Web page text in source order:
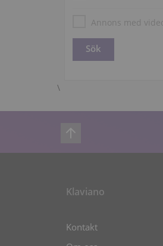
Annons med
\
Klaviano
Kontakt